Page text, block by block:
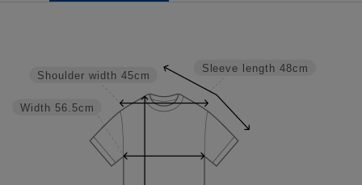
Sleeve length 48cm
Width 56.5cm
Shoulder width 45cm